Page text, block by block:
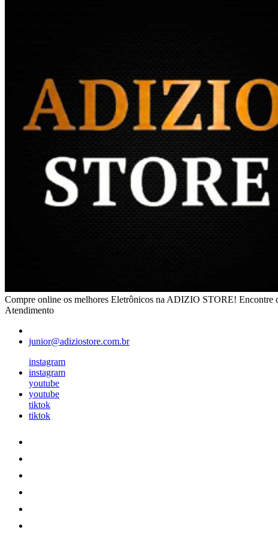
Compre online os melhores Eletrônicos na ADIZIO STORE! Encontre
Atendimento
junior@adiziostore.com.br
instagram
instagram
youtube
youtube
tiktok
tiktok